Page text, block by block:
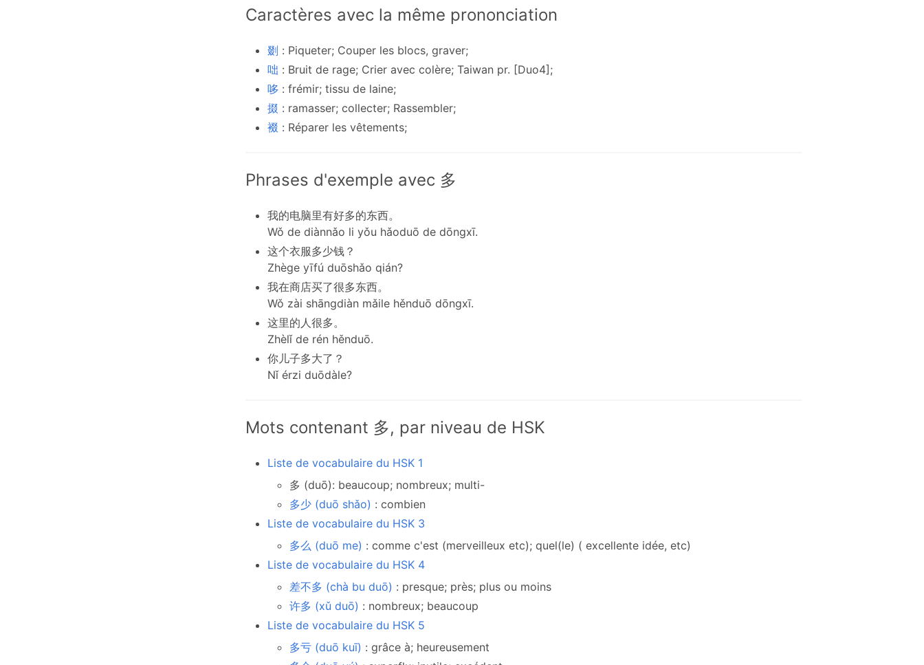
Caractères avec la même prononciation
剟 : Piqueter; Couper les blocs, graver;
咄 : Bruit de rage; Crier avec colère; Taiwan pr. [Duo4];
哆 : frémir; tissu de laine;
掇 : ramasser; collecter; Rassembler;
裰 : Réparer les vêtements;
Phrases d'exemple avec 多
我的电脑里有好多的东西。
Wǒ de diànnǎo li yǒu hǎoduō de dōngxī.
这个衣服多少钱？
Zhège yīfú duōshǎo qián?
我在商店买了很多东西。
Wǒ zài shāngdiàn mǎile hěnduō dōngxī.
这里的人很多。
Zhèlǐ de rén hěnduō.
你儿子多大了？
Nǐ érzi duōdàle?
Mots contenant 多, par niveau de HSK
Liste de vocabulaire du HSK 1
多 (duō): beaucoup; nombreux; multi-
多少 (duō shǎo) : combien
Liste de vocabulaire du HSK 3
多么 (duō me) : comme c'est (merveilleux etc); quel(le) ( excellente idée, etc)
Liste de vocabulaire du HSK 4
差不多 (chà bu duō) : presque; près; plus ou moins
许多 (xǔ duō) : nombreux; beaucoup
Liste de vocabulaire du HSK 5
多亏 (duō kuī) : grâce à; heureusement